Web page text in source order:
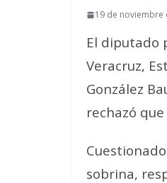
19 de noviembre
El diputado
Veracruz,
González
rechazó
sobrina,